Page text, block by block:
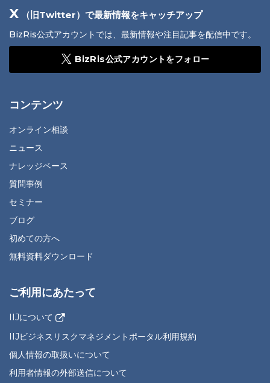
X （旧Twitter）で最新情報をキャッチアップ
BizRis公式アカウントでは、最新情報や注目記事を配信中です。
BizRis公式アカウントをフォロー
コンテンツ
オンライン相談
ニュース
ナレッジベース
質問事例
セミナー
ブログ
初めての方へ
無料資料ダウンロード
ご利用にあたって
IIJについて
IIJビジネスリスクマネジメントポータル利用規約
個人情報の取扱いについて
利用者情報の外部送信について